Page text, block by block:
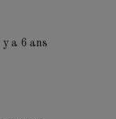
a 6 ans